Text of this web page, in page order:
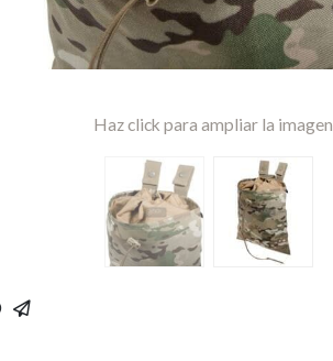
Haz click para ampliar la imagen